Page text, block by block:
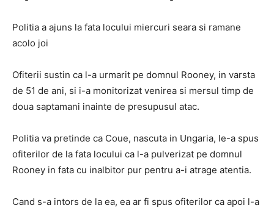
Politia a ajuns la fata locului miercuri seara si ramane
acolo joi
Ofiterii sustin ca l-a urmarit pe domnul Rooney, in varsta
de 51 de ani, si i-a monitorizat venirea si mersul timp de
doua saptamani inainte de presupusul atac.
Politia va pretinde ca Coue, nascuta in Ungaria, le-a spus
ofiterilor de la fata locului ca l-a pulverizat pe domnul
Rooney in fata cu inalbitor pur pentru a-i atrage atentia.
Cand s-a intors de la ea, ea ar fi spus ofiterilor ca apoi l-a